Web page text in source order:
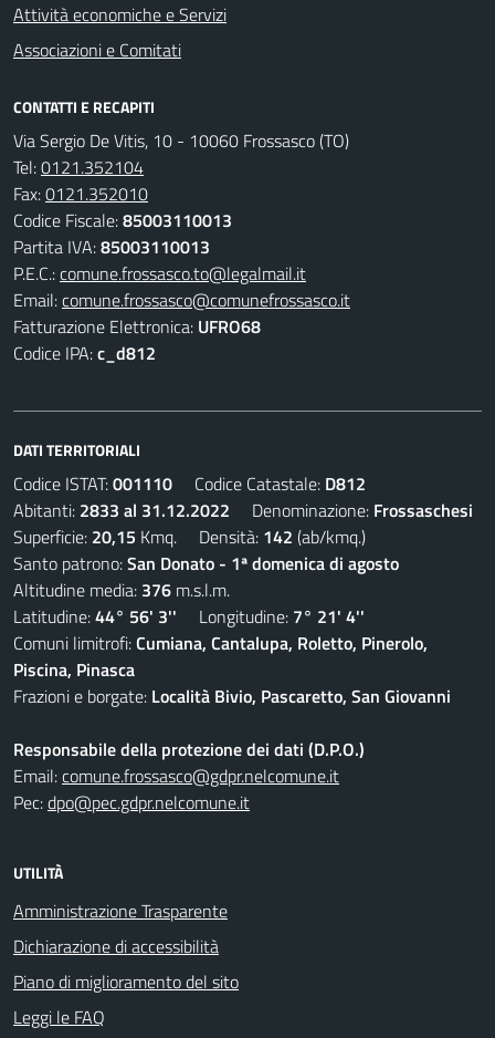
Attività economiche e Servizi
Associazioni e Comitati
CONTATTI E RECAPITI
Via Sergio De Vitis, 10 - 10060 Frossasco (TO)
Tel:0121.352104
Fax:0121.352010
Codice Fiscale:85003110013
Partita IVA:85003110013
P.E.C.:comune.frossasco.to@legalmail.it
Email:comune.frossasco@comunefrossasco.it
Fatturazione Elettronica: UFRO68
Codice IPA:c_d812
DATI TERRITORIALI
Codice ISTAT:001110 Codice Catastale: D812
Abitanti: 2833 al 31.12.2022 Denominazione: Frossaschesi
Superficie: 20,15 Kmq. Densità: 142 (ab/kmq.)
Santo patrono:San Donato - 1ª domenica di agosto
Altitudine media: 376 m.s.l.m.
Latitudine:44° 56' 3'' Longitudine: 7° 21' 4''
Comuni limitrofi:Cumiana, Cantalupa, Roletto, Pinerolo,
Piscina, Pinasca
Frazioni e borgate: Località Bivio, Pascaretto, San Giovanni
Responsabile della protezione dei dati (D.P.O.)
Email:comune.frossasco@gdpr.nelcomune.it
Pec:dpo@pec.gdpr.nelcomune.it
UTILITÀ
Amministrazione Trasparente
Dichiarazione di accessibilità
Piano di miglioramento del sito
Leggi le FAQ